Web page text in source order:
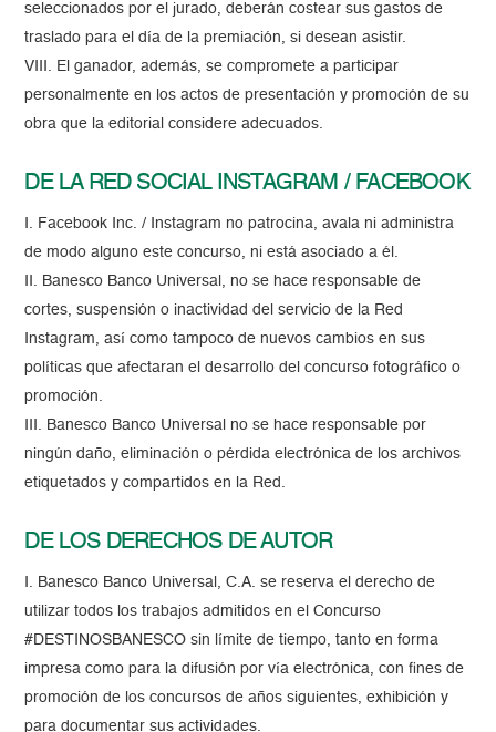
seleccionados por el jurado, deberán costear sus gastos de
traslado para el día de la premiación, si desean asistir.
VIII. El ganador, además, se compromete a participar
personalmente en los actos de presentación y promoción de su
obra que la editorial considere adecuados.
DE LA RED SOCIAL INSTAGRAM / FACEBOOK
I. Facebook Inc. / Instagram no patrocina, avala ni administra
de modo alguno este concurso, ni está asociado a él.
II. Banesco Banco Universal, no se hace responsable de
cortes, suspensión o inactividad del servicio de la Red
Instagram, así como tampoco de nuevos cambios en sus
políticas que afectaran el desarrollo del concurso fotográfico o
promoción.
III. Banesco Banco Universal no se hace responsable por
ningún daño, eliminación o pérdida electrónica de los archivos
etiquetados y compartidos en la Red.
DE LOS DERECHOS DE AUTOR
I. Banesco Banco Universal, C.A. se reserva el derecho de
utilizar todos los trabajos admitidos en el Concurso
#DESTINOSBANESCO sin límite de tiempo, tanto en forma
impresa como para la difusión por vía electrónica, con fines de
promoción de los concursos de años siguientes, exhibición y
para documentar sus actividades.